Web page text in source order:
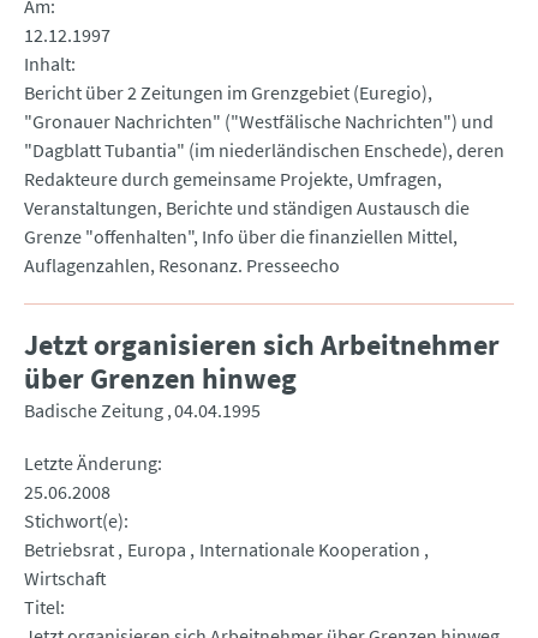
Am
12.12.1997
Inhalt
Bericht über 2 Zeitungen im Grenzgebiet (Euregio),
"Gronauer Nachrichten" ("Westfälische Nachrichten") und
"Dagblatt Tubantia" (im niederländischen Enschede), deren
Redakteure durch gemeinsame Projekte, Umfragen,
Veranstaltungen, Berichte und ständigen Austausch die
Grenze "offenhalten", Info über die finanziellen Mittel,
Auflagenzahlen, Resonanz. Presseecho
Jetzt organisieren sich Arbeitnehmer
über Grenzen hinweg
Badische Zeitung 04.04.1995
Letzte Änderung
25.06.2008
Stichwort(e)
Betriebsrat Europa
Internationale Kooperation
Wirtschaft
Titel